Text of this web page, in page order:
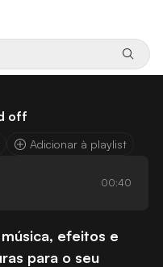
off
Adicionar à playlist
00:40
efeitos e
para o seu